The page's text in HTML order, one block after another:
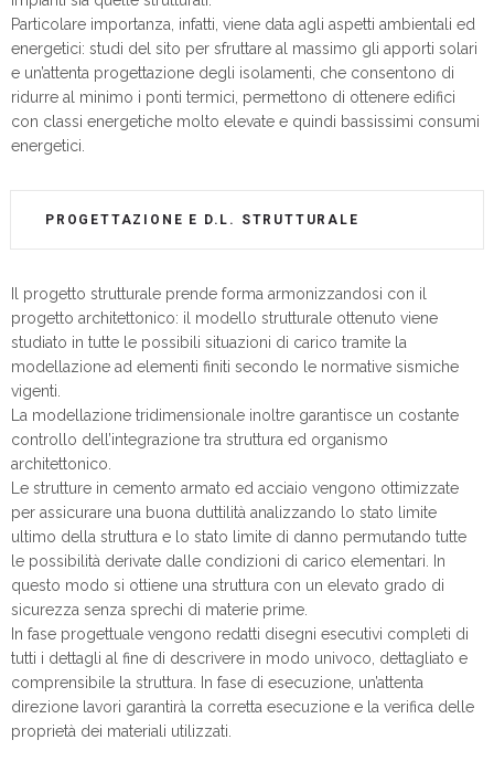
Particolare importanza, infatti, viene data agli aspetti ambientali ed
energetici: studi del sito per sfruttare al massimo gli apporti solari
e un’attenta progettazione degli isolamenti, che consentono di
ridurre al minimo i ponti termici, permettono di ottenere edifici
con classi energetiche molto elevate e quindi bassissimi consumi
energetici.
PROGETTAZIONE E D.L. STRUTTURALE
Il progetto strutturale prende forma armonizzandosi con il
progetto architettonico: il modello strutturale ottenuto viene
studiato in tutte le possibili situazioni di carico tramite la
modellazione ad elementi finiti secondo le normative sismiche
vigenti.
La modellazione tridimensionale inoltre garantisce un costante
controllo dell’integrazione tra struttura ed organismo
architettonico.
Le strutture in cemento armato ed acciaio vengono ottimizzate
per assicurare una buona duttilità analizzando lo stato limite
ultimo della struttura e lo stato limite di danno permutando tutte
le possibilità derivate dalle condizioni di carico elementari. In
questo modo si ottiene una struttura con un elevato grado di
sicurezza senza sprechi di materie prime.
In fase progettuale vengono redatti disegni esecutivi completi di
tutti i dettagli al fine di descrivere in modo univoco, dettagliato e
comprensibile la struttura. In fase di esecuzione, un’attenta
direzione lavori garantirà la corretta esecuzione e la verifica delle
proprietà dei materiali utilizzati.